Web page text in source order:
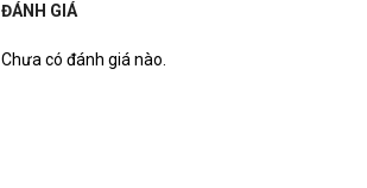
ĐÁNH GIÁ
Chưa có đánh giá nào.